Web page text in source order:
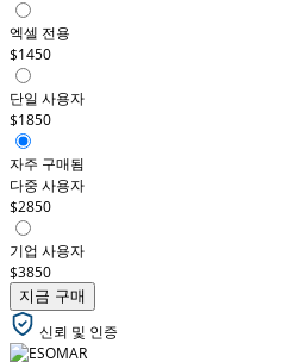
엑셀 전용
$1450
단일 사용자
$1850
자주 구매됨
다중 사용자
$2850
기업 사용자
$3850
지금 구매
신뢰 및 인증